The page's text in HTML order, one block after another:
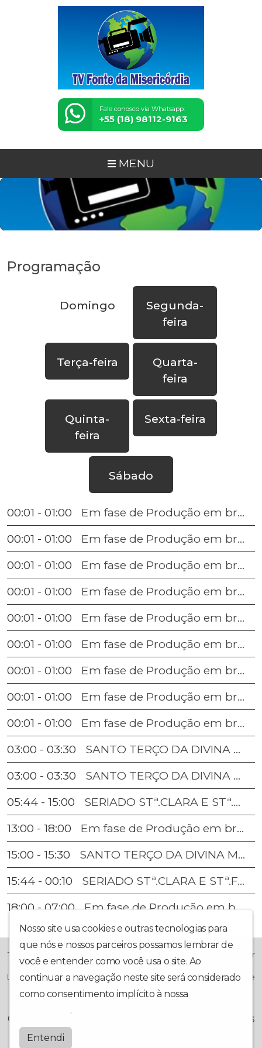
Fale conosco via Whatsapp:
+55 (18) 98112-9163
MENU
Programação
Domingo
Segunda-
feira
Terça-feira
Quarta-
feira
Quinta-
feira
Sexta-feira
Sábado
00:01 - 01:00
Em fase de Produção em breve,estarás ao publico!
00:01 - 01:00
Em fase de Produção em breve,estarás ao publico!
00:01 - 01:00
Em fase de Produção em breve,estarás ao publico!
00:01 - 01:00
Em fase de Produção em breve,estarás ao publico!
00:01 - 01:00
Em fase de Produção em breve,estarás ao publico!
00:01 - 01:00
Em fase de Produção em breve,estarás ao publico!
00:01 - 01:00
Em fase de Produção em breve,estarás ao publico!
00:01 - 01:00
Em fase de Produção em breve,estarás ao publico!
00:01 - 01:00
Em fase de Produção em breve,estarás ao publico!
03:00 - 03:30
SANTO TERÇO DA DIVINA MISERICÓRDIA;MATUTINO
03:00 - 03:30
SANTO TERÇO DA DIVINA MISERICÓRDIA;MATUTINO
05:44 - 15:00
SERIADO STª.CLARA E STª.FAUSTINA CLASS.
13:00 - 18:00
Em fase de Produção em breve,estarás ao publico!
15:00 - 15:30
SANTO TERÇO DA DIVINA MISERICÓRDIA;VESPERTINO
15:44 - 00:10
SERIADO STª.CLARA E STª.FAUSTINA CLASS.
18:00 - 07:00
Nosso site usa cookies e outras tecnologias para
que nós e nossos parceiros possamos lembrar de
você e entender como você usa o site. Ao
continuar a navegação neste site será considerado
como consentimento implícito à nossa
.
Entendi
TV-HD-MULTICANAL; Estilo Católico Com a Finalidade Evangelizar
Transmitindo Conteúdo de Áudio e Vídeo On Line, Que Visa
Levar Ao Conhecimento Humano A Grandeza Da Misericórdia De
Deus Para o Mundo Inteiro!
© FONTE DA MISERICORDIA 2026 - Todos os